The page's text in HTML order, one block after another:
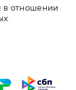
в отношении